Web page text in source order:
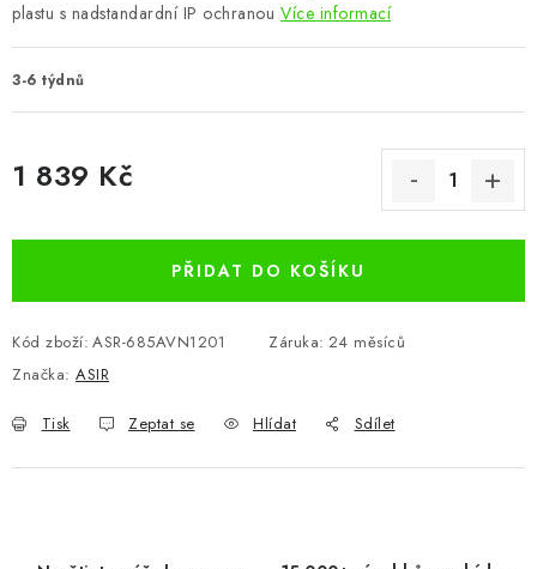
Vše o nákupu Info
Reklamace a odstoupení od smlouvy
plastu s nadstandardní IP ochranou Více informací
3-6 týdnů
1 839 Kč
PŘIDAT DO KOŠÍKU
Kód zboží: ASR-685AVN1201 Záruka: 24 měsíců
Značka: ASIR
Tisk Zeptat se Hlídat Sdílet